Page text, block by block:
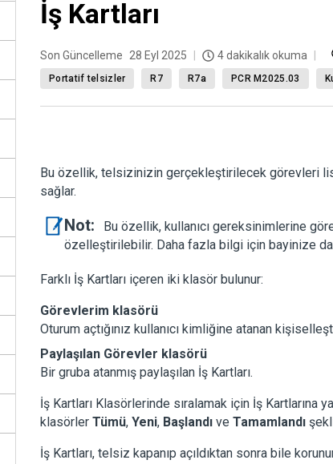
İş Kartları
Son Güncelleme 28 Eyl 2025 4 dakikalık okuma
Portatif telsizler R7 R7a PCR M2025.03
Bu özellik, telsizinizin gerçekleştirilecek görevleri
sağlar.
Not:
Bu özellik, kullanıcı gereksinimlerine
özelleştirilebilir. Daha fazla bilgi için bayinize
Farklı İş Kartları içeren iki klasör bulunur:
Görevlerim klasörü
Oturum açtığınız kullanıcı kimliğine atanan
Paylaşılan Görevler klasörü
Bir gruba atanmış paylaşılan İş Kartları.
İş Kartları Klasörlerinde sıralamak için İş Kartlarına
klasörler Tümü, Yeni, Başlandı ve Tamamlandı
İş Kartları, telsiz kapanıp açıldıktan sonra bile